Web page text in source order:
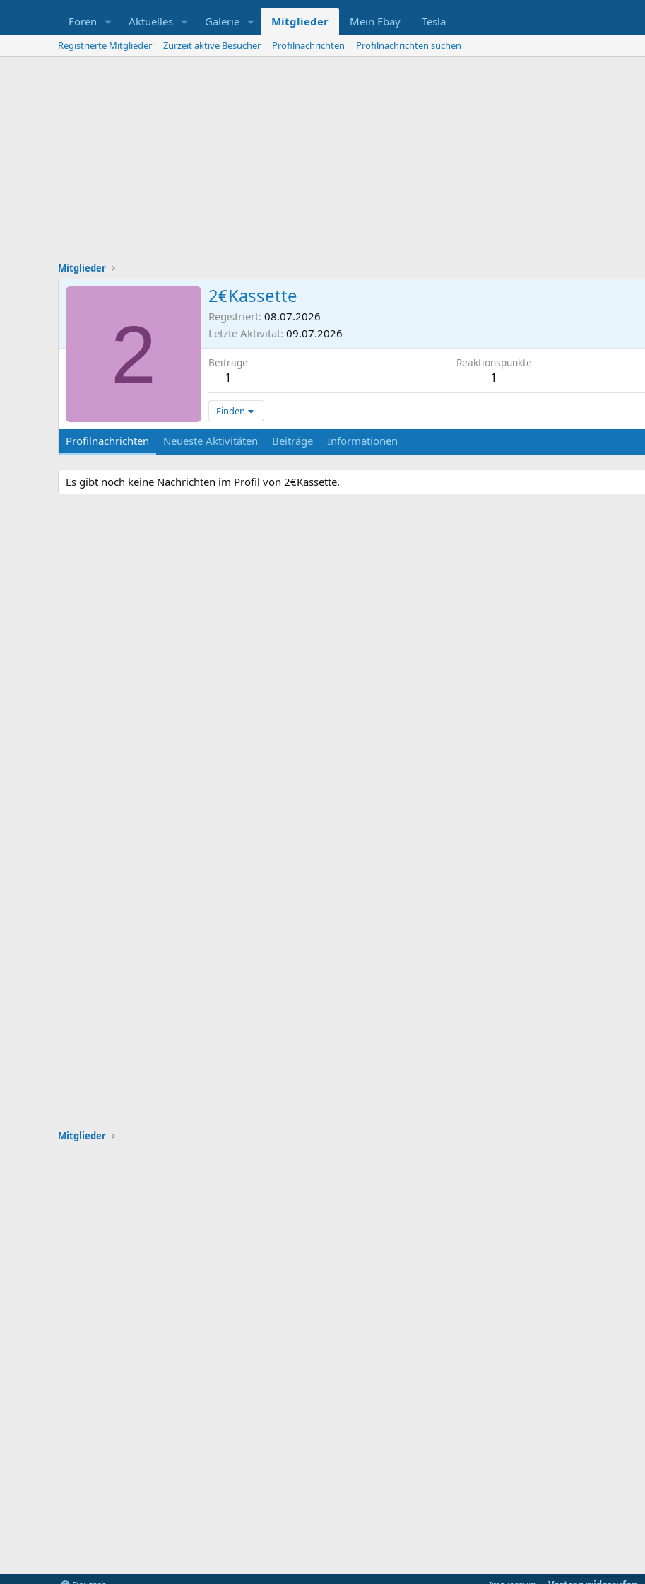
Foren Aktuelles Galerie Mitglieder Mein Ebay Tesla
Registrierte Mitglieder Zurzeit aktive Besucher Profilnachrichten Profilnachrichten suchen
Mitglieder
2
2€Kassette
Registriert 08.07.2026
Letzte Aktivität 09.07.2026
Beiträge
1
Reaktionspunkte
1
Finden
Profilnachrichten Neueste Aktivitäten Beiträge Informationen
Es gibt noch keine Nachrichten im Profil von 2€Kassette.
Mitglieder